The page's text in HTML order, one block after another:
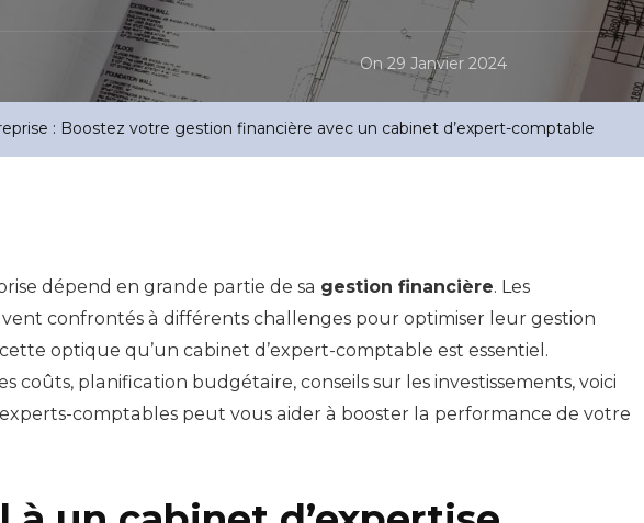
On29 Janvier 2024
: Boostez votre gestion financière avec un cabinet d’expert-comptable
dépend en grande partie de sa gestion financière. Les
confrontés à différents challenges pour optimiser leur gestion
optique qu’un cabinet d’expert-comptable est essentiel.
coûts, planification budgétaire, conseils sur les investissements, voici
comptables peut vous aider à booster la performance de votre